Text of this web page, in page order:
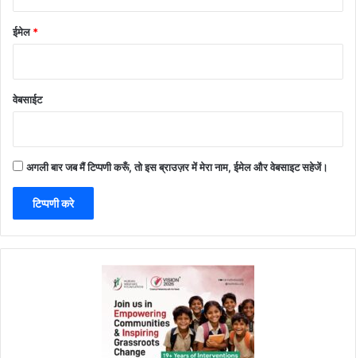
ईमेल*
वेबसाईट
अगली बार जब मैं टिप्पणी करूँ, तो इस ब्राउज़र में मेरा नाम, ईमेल और वेबसाइट सहेजें।